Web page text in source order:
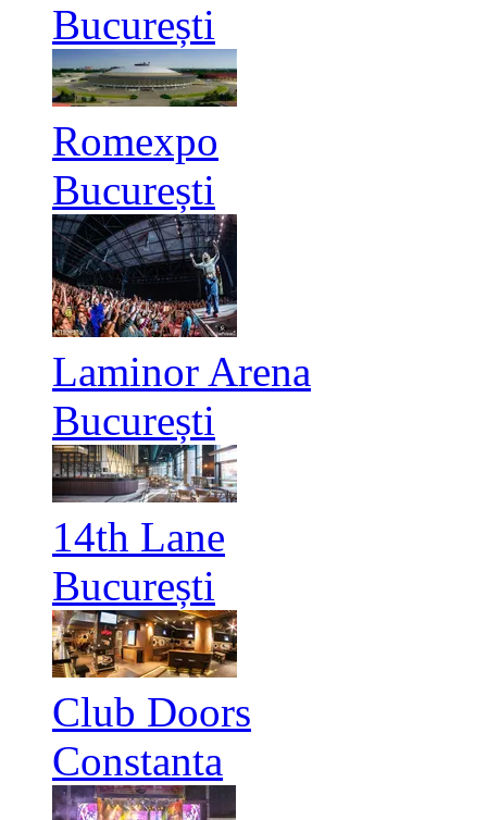
București
Romexpo
București
Laminor Arena
București
14th Lane
București
Club Doors
Constanta